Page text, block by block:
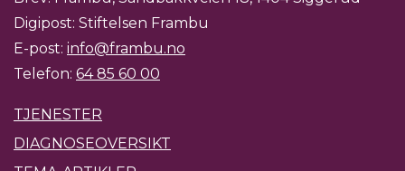
Digipost: Stiftelsen Frambu
E-post: info@frambu.no
Telefon: 64 85 60 00
TJENESTER
DIAGNOSEOVERSIKT